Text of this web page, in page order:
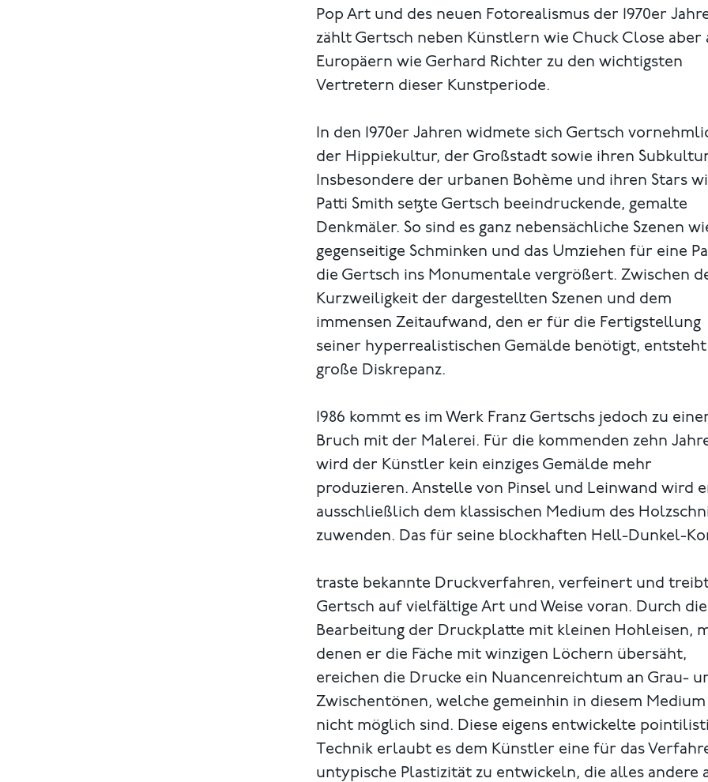
Pop Art und des neuen Fotorealismus der 1970er
zählt Gertsch neben Künstlern wie Chuck Close aber
Europäern wie Gerhard Richter zu den wichtigsten
Vertretern dieser Kunstperiode.
In den 1970er Jahren widmete sich Gertsch
der Hippiekultur, der Großstadt sowie ihren
Insbesondere der urbanen Bohème und ihren Stars
Patti Smith setzte Gertsch beeindruckende, gemalte
Denkmäler. So sind es ganz nebensächliche Szenen
gegenseitige Schminken und das Umziehen für eine
die Gertsch ins Monumentale vergrößert. Zwischen
Kurzweiligkeit der dargestellten Szenen und dem
immensen Zeitaufwand, den er für die Fertigstellung
seiner hyperrealistischen Gemälde benötigt,
große Diskrepanz.
1986 kommt es im Werk Franz Gertschs jedoch zu
Bruch mit der Malerei. Für die kommenden zehn
wird der Künstler kein einziges Gemälde mehr
produzieren. Anstelle von Pinsel und Leinwand wird
ausschließlich dem klassischen Medium des
zuwenden. Das für seine blockhaften Hell-Dunkel-
traste bekannte Druckverfahren, verfeinert und
Gertsch auf vielfältige Art und Weise voran. Durch die
Bearbeitung der Druckplatte mit kleinen Hohleisen,
denen er die Fäche mit winzigen Löchern übersäht,
ereichen die Drucke ein Nuancenreichtum an Grau-
Zwischentönen, welche gemeinhin in diesem Medium
nicht möglich sind. Diese eigens entwickelte
Technik erlaubt es dem Künstler eine für das
untypische Plastizität zu entwickeln, die alles andere